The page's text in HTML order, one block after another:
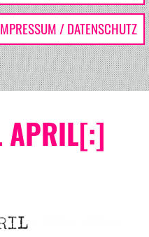
/ DATENSCHUTZ
APRIL[:]